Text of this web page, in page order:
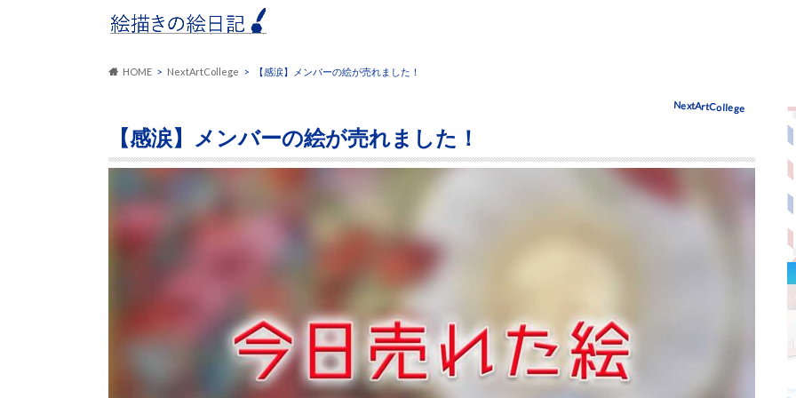
HOME NextArtCollege 【感涙】メンバーの絵が売れました！
NextArtCollege
【感涙】メンバーの絵が売れました！